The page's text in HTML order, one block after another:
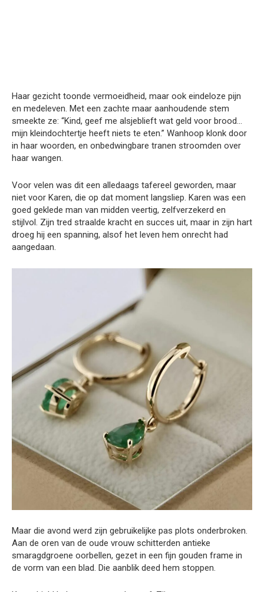
Haar gezicht toonde vermoeidheid, maar ook eindeloze pijn
en medeleven. Met een zachte maar aanhoudende stem
smeekte ze: “Kind, geef me alsjeblieft wat geld voor brood…
mijn kleindochtertje heeft niets te eten.” Wanhoop klonk door
in haar woorden, en onbedwingbare tranen stroomden over
haar wangen.
Voor velen was dit een alledaags tafereel geworden, maar
niet voor Karen, die op dat moment langsliep. Karen was een
goed geklede man van midden veertig, zelfverzekerd en
stijlvol. Zijn tred straalde kracht en succes uit, maar in zijn hart
droeg hij een spanning, alsof het leven hem onrecht had
aangedaan.
Maar die avond werd zijn gebruikelijke pas plots onderbroken.
Aan de oren van de oude vrouw schitterden antieke
smaragdgroene oorbellen, gezet in een fijn gouden frame in
de vorm van een blad. Die aanblik deed hem stoppen.